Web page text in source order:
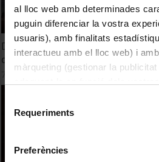
al lloc web amb determinades
puguin diferenciar la vostra
usuaris), amb finalitats
interactueu amb el lloc web) i
màrqueting (gestionar la publicitat
consultar laPolítica de galetes
Requeriments
Preferències
Debate. 2nd Round table:
debates in recent European
7 maig, 2014